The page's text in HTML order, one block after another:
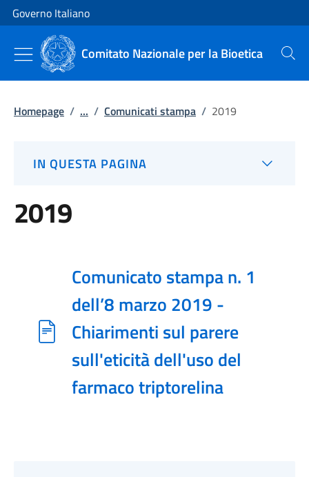
Vai al contenuto
Vai alla navigazione del sito
Governo Italiano
Comitato Nazionale per la Bioetica Cerca
Homepage / ... / Comunicati stampa / 2019
IN QUESTA PAGINA
2019
Comunicato stampa n. 1
dell’8 marzo 2019 -
Chiarimenti sul parere
sull'eticità dell'uso del
farmaco triptorelina